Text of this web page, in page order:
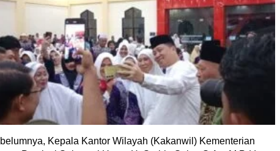
Kepala Kantor Wilayah (Kakanwil) Kementerian